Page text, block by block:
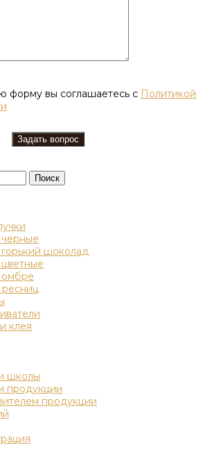
форму вы соглашаетесь с Политикой
Поиск
шоколад
ресниц
клея
школы
продукции
продукции